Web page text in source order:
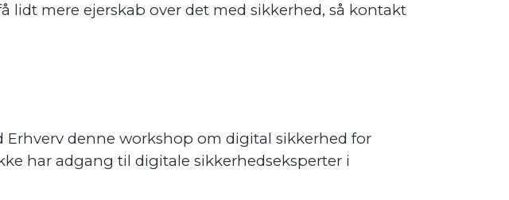
lidt mere ejerskab over det med sikkerhed, så kontakt
Erhverv denne workshop om digital sikkerhed for
har adgang til digitale sikkerhedseksperter i